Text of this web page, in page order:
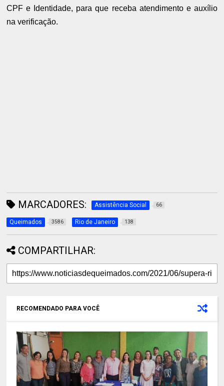
CPF e Identidade, para que receba atendimento e auxílio
na verificação.
MARCADORES: Assistência Social 66
Queimados 3586 Rio de Janeiro 138
COMPARTILHAR:
RECOMENDADO PARA VOCÊ